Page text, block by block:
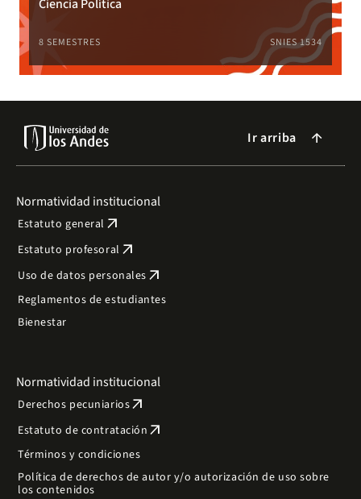
Ciencia Política
8 SEMESTRES SNIES 1534
Ir arriba arrow_forward
Normatividad institucional
Estatuto general arrow_outward
Estatuto profesoral arrow_outward
Uso de datos personales arrow_outward
Reglamentos de estudiantes
Bienestar
Normatividad institucional
Derechos pecuniariosarrow_outward
Estatuto de contratación arrow_outward
Términos y condiciones
Política de derechos de autor y/o autorización de uso sobre
los contenidos